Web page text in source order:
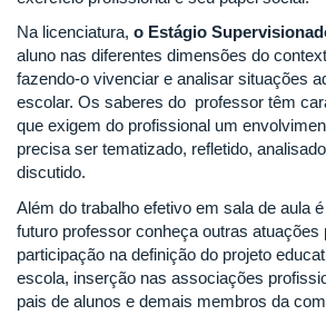
Na licenciatura, o Estágio
aluno nas diferentes dimensões do
fazendo-o vivenciar e analisar situações
escolar. Os saberes do professor têm
que exigem do profissional um
precisa ser tematizado, refletido,
discutido.
Além do trabalho efetivo em sala de aula
futuro professor conheça outras
participação na definição do projeto
escola, inserção nas associações
pais de alunos e demais membros da